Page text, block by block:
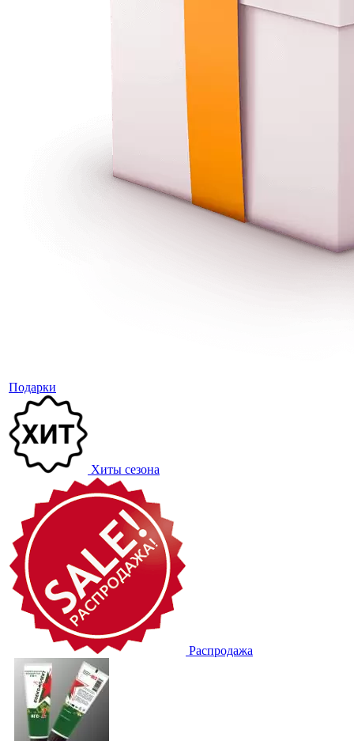
Подарки
Хиты сезона
Распродажа